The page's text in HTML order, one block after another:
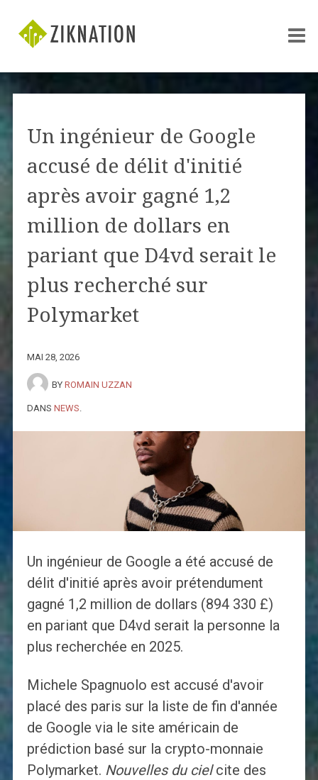
Un ingénieur de Google
accusé de délit d'initié
après avoir gagné 1,2
million de dollars en
pariant que D4vd serait le
plus recherché sur
Polymarket
MAI 28, 2026
BY ROMAIN UZZAN
DANS NEWS
Un ingénieur de Google a été accusé de
délit d'initié après avoir prétendument
gagné 1,2 million de dollars (894 330 £)
en pariant que D4vd serait la personne la
plus recherchée en 2025.
Michele Spagnuolo est accusé d'avoir
placé des paris sur la liste de fin d'année
de Google via le site américain de
prédiction basé sur la crypto-monnaie
Polymarket. Nouvelles du cielcite des